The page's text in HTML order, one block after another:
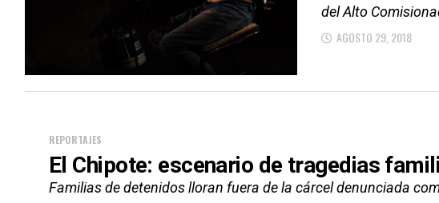
del Alto
AGOSTO 29, 2018
REPORTAJES
El Chipote: escenario de tragedias
Familias de detenidos lloran fuera de la cárcel denunciada